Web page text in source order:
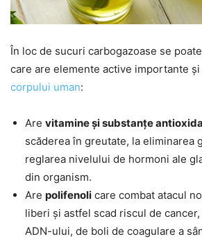
În loc de sucuri carbogazoase se
care are elemente active importante
corpului uman:
Are vitamine și substanțe
scăderea în greutate, la eliminarea
reglarea nivelului de hormoni ale
din organism.
Are polifenoli care combat atacul
liberi și astfel scad riscul de
ADN-ului, de boli de coagulare a